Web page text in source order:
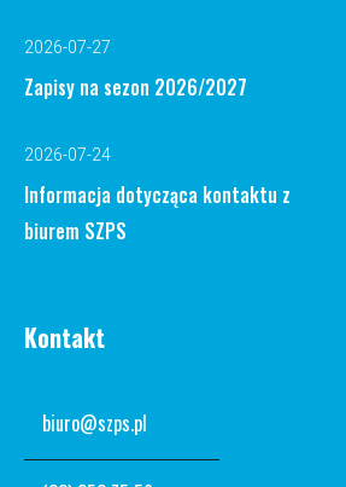
2026-07-27
Zapisy na sezon 2026/2027
2026-07-24
Informacja dotycząca kontaktu z
biurem SZPS
Kontakt
biuro@szps.pl